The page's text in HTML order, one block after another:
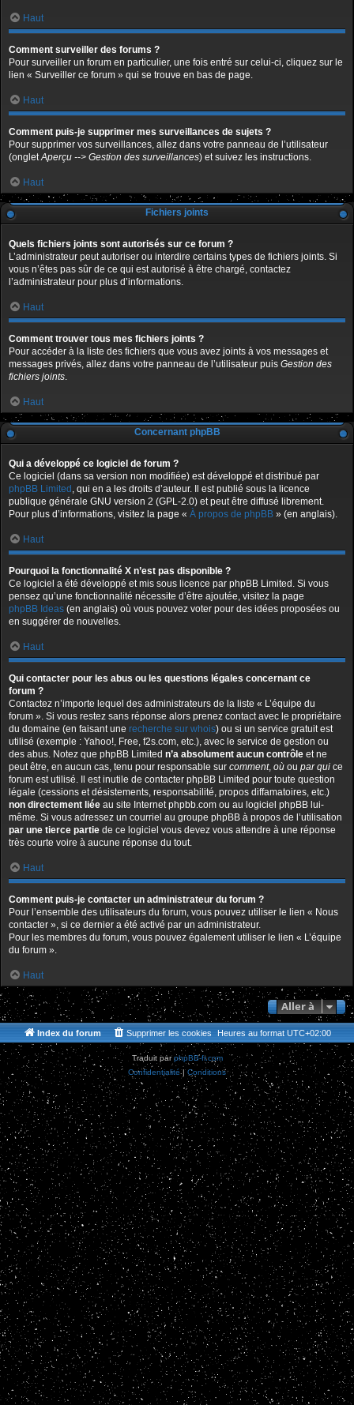
Haut
Comment surveiller des forums ?
Pour surveiller un forum en particulier, une fois entré sur celui-ci, cliquez sur le
lien « Surveiller ce forum » qui se trouve en bas de page.
Haut
Comment puis-je supprimer mes surveillances de sujets ?
Pour supprimer vos surveillances, allez dans votre panneau de l’utilisateur
(ongletAperçu --> Gestion des surveillances) et suivez les instructions.
Haut
Fichiers joints
Quels fichiers joints sont autorisés sur ce forum ?
L’administrateur peut autoriser ou interdire certains types de fichiers joints. Si
vous n’êtes pas sûr de ce qui est autorisé à être chargé, contactez
l’administrateur pour plus d’informations.
Haut
Comment trouver tous mes fichiers joints ?
Pour accéder à la liste des fichiers que vous avez joints à vos messages et
messages privés, allez dans votre panneau de l’utilisateur puis Gestion des
fichiers joints.
Haut
Concernant phpBB
Qui a développé ce logiciel de forum ?
Ce logiciel (dans sa version non modifiée) est développé et distribué par
phpBB Limited , qui en a les droits d’auteur. Il est publié sous la licence
publique générale GNU version 2 (GPL-2.0) et peut être diffusé librement.
Pour plus d’informations, visitez la page « À propos de phpBB » (en anglais).
Haut
Pourquoi la fonctionnalité X n’est pas disponible ?
Ce logiciel a été développé et mis sous licence par phpBB Limited. Si vous
pensez qu’une fonctionnalité nécessite d’être ajoutée, visitez la page
phpBB Ideas (en anglais) où vous pouvez voter pour des idées proposées ou
en suggérer de nouvelles.
Haut
Qui contacter pour les abus ou les questions légales concernant ce
forum ?
Contactez n’importe lequel des administrateurs de la liste « L’équipe du
forum ». Si vous restez sans réponse alors prenez contact avec le propriétaire
du domaine (en faisant une recherche sur whois) ou si un service gratuit est
utilisé (exemple : Yahoo!, Free, f2s.com, etc.), avec le service de gestion ou
des abus. Notez que phpBB Limited n’a absolument aucun contrôle et ne
peut être, en aucun cas, tenu pour responsable sur comment, où ou par qui ce
forum est utilisé. Il est inutile de contacter phpBB Limited pour toute question
légale (cessions et désistements, responsabilité, propos diffamatoires, etc.)
non directement liée au site Internet phpbb.com ou au logiciel phpBB lui-
même. Si vous adressez un courriel au groupe phpBB à propos de l’utilisation
par une tierce partie de ce logiciel vous devez vous attendre à une réponse
très courte voire à aucune réponse du tout.
Haut
Comment puis-je contacter un administrateur du forum ?
Pour l’ensemble des utilisateurs du forum, vous pouvez utiliser le lien « Nous
contacter », si ce dernier a été activé par un administrateur.
Pour les membres du forum, vous pouvez également utiliser le lien « L’équipe
du forum ».
Haut
Aller à
Index du forum Heures au format UTC+02:00
Supprimer les cookies
Traduit parphpBB-fr.com
Confidentialité|Conditions